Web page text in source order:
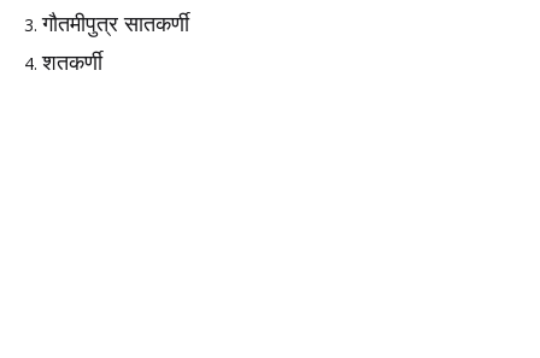
गौतमीपुत्र सातकर्णी
शतकर्णी